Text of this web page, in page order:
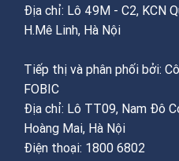
Địa chỉ: Lô 49M - C2, KCN
H.Mê Linh, Hà Nội
Tiếp thị và phân phối bởi:
FOBIC
Địa chỉ: Lô TT09, Nam Đô
Hoàng Mai, Hà Nội
Điện thoại: 1800 6802